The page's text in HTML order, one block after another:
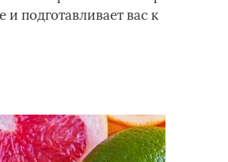
подготавливает вас к